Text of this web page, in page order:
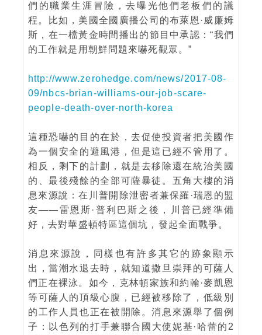
們的職業生涯冒險，去曝光他們老板們的議
程。比如，美國全國廣播公司的布萊恩·威廉姆
斯，在一檔黃金時間播出的節目中承認：“我們
的工作就是用朝鮮問題來嚇死觀眾。”
http://www.zerohedge.com/news/2017-08-
09/nbcs-brian-williams-our-job-scare-
people-death-over-north-korea
這種恐嚇的目的在於，去促使投資者把美國作
為一個安全的避風港，但是這已經不管用了。
相反，剩下的計劃，就是去移除還在統治美國
的、最後殘餘的全部可薩暴徒。五角大樓的消
息來源說：在川普開除泄密者兼保羅·瑞恩的盟
友——雷恩斯·普利巴斯之後，川普已經準備
好，去對華盛頓特區這個坑，發起全面戰爭。
消息來源說，同樣也有許多其它的跡象顯示
出，當潮水退去時，就知道撒旦崇拜的可薩人
們正在裸泳。如今，克林頓家族和約翰·麥凱恩
等可薩人的頂級心腹，已經被移除了，低級別
的工作人員也正在被開除。消息來源舉了個例
子：以色列的打手兼聯合國大使妮基·哈蕾的2